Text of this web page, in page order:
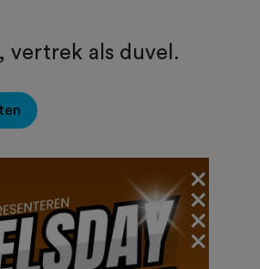
vertrek als duvel.